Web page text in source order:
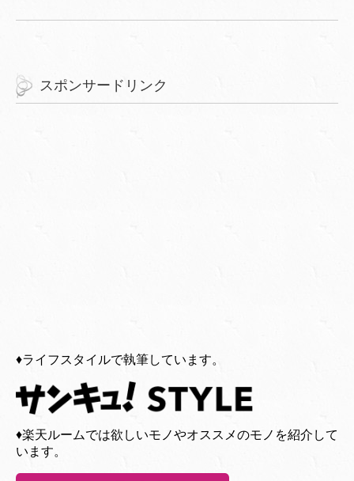
スポンサードリンク
♦︎ライフスタイルで執筆しています。
♦︎楽天ルームでは欲しいモノやオススメのモノを紹介して
います。